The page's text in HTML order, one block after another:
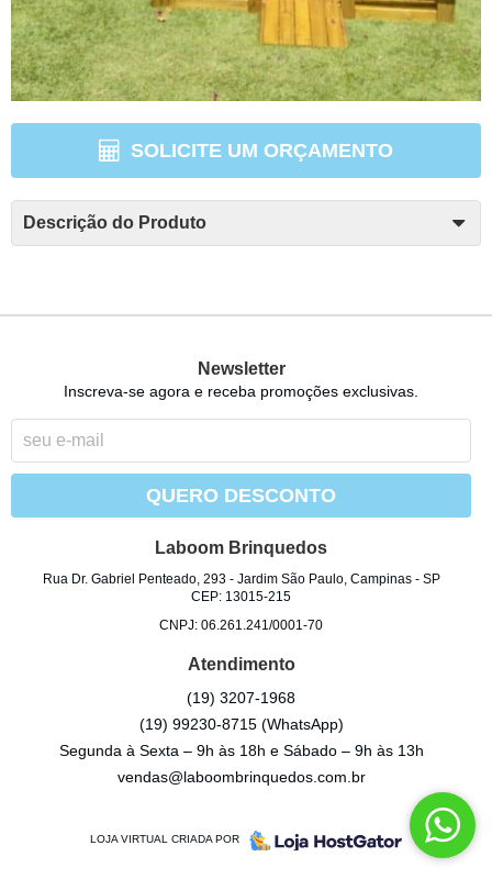
SOLICITE UM ORÇAMENTO
Descrição do Produto
Newsletter
Inscreva-se agora e receba promoções exclusivas.
QUERO DESCONTO
Laboom Brinquedos
Rua Dr. Gabriel Penteado, 293- Jardim São Paulo, Campinas- SP
CEP: 13015-215
CNPJ: 06.261.241/0001-70
Atendimento
(19) 3207-1968
(19) 99230-8715 (WhatsApp)
Segunda à Sexta – 9h às 18h e Sábado – 9h às 13h
vendas@laboombrinquedos.com.br
LOJA VIRTUAL CRIADA POR